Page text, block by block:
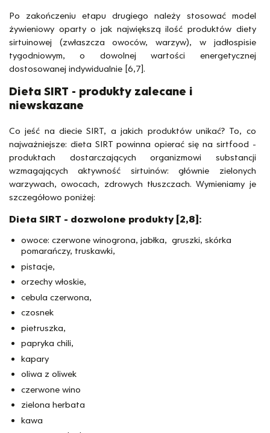
Po zakończeniu etapu drugiego należy stosować model
żywieniowy oparty o jak największą ilość produktów diety
sirtuinowej (zwłaszcza owoców, warzyw), w jadłospisie
tygodniowym, o dowolnej wartości energetycznej
dostosowanej indywidualnie [6,7].
Dieta SIRT - produkty zalecane i
niewskazane
Co jeść na diecie SIRT, a jakich produktów unikać? To, co
najważniejsze: dieta SIRT powinna opierać się na sirtfood -
produktach dostarczających organizmowi substancji
wzmagających aktywność sirtuinów: głównie zielonych
warzywach, owocach, zdrowych tłuszczach. Wymieniamy je
szczegółowo poniżej:
Dieta SIRT - dozwolone produkty [2,8]:
owoce: czerwone winogrona, jabłka, gruszki, skórka
pomarańczy, truskawki,
pistacje,
orzechy włoskie,
cebula czerwona,
czosnek
pietruszka,
papryka chili,
kapary
oliwa z oliwek
czerwone wino
zielona herbata
kawa